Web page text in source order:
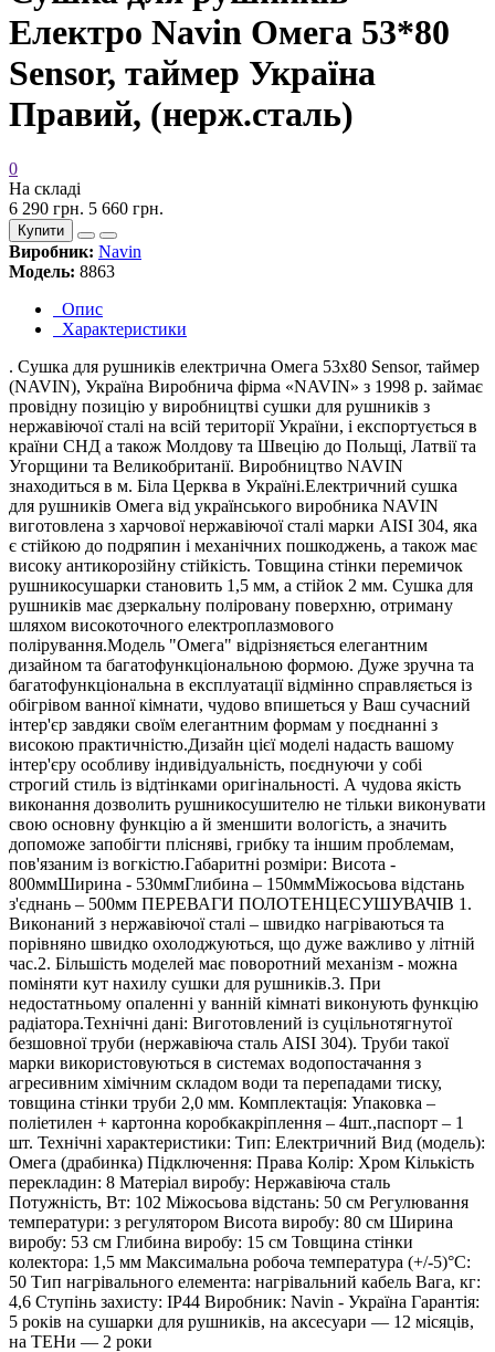
Електро Navin Омега 53*80
Sensor, таймер Україна
Правий, (нерж.сталь)
0
На складі
6 290 грн. 5 660 грн.
Купити
Виробник: Navin
Модель: 8863
Опис
Характеристики
. Сушка для рушників електрична Омега 53х80 Sensor, таймер
(NAVIN), Україна Виробнича фірма «NAVIN» з 1998 р. займає
провідну позицію у виробництві сушки для рушників з
нержавіючої сталі на всій території України, і експортується в
країни СНД а також Молдову та Швецію до Польщі, Латвії та
Угорщини та Великобританії. Виробництво NAVIN
знаходиться в м. Біла Церква в Україні.Електричний сушка
для рушників Омега від українського виробника NAVIN
виготовлена з харчової нержавіючої сталі марки AISI 304, яка
є стійкою до подряпин і механічних пошкоджень, а також має
високу антикорозійну стійкість. Товщина стінки перемичок
рушникосушарки становить 1,5 мм, а стійок 2 мм. Сушка для
рушників має дзеркальну поліровану поверхню, отриману
шляхом високоточного електроплазмового
полірування.Модель "Омега" відрізняється елегантним
дизайном та багатофункціональною формою. Дуже зручна та
багатофункціональна в експлуатації відмінно справляється із
обігрівом ванної кімнати, чудово впишеться у Ваш сучасний
інтер'єр завдяки своїм елегантним формам у поєднанні з
високою практичністю.Дизайн цієї моделі надасть вашому
інтер'єру особливу індивідуальність, поєднуючи у собі
строгий стиль із відтінками оригінальності. А чудова якість
виконання дозволить рушникосушителю не тільки виконувати
свою основну функцію а й зменшити вологість, а значить
допоможе запобігти плісняві, грибку та іншим проблемам,
пов'язаним із вогкістю.Габаритні розміри: Висота -
800ммШирина - 530ммГлибина – 150ммМіжосьова відстань
з'єднань – 500мм ПЕРЕВАГИ ПОЛОТЕНЦЕСУШУВАЧІВ 1.
Виконаний з нержавіючої сталі – швидко нагріваються та
порівняно швидко охолоджуються, що дуже важливо у літній
час.2. Більшість моделей має поворотний механізм - можна
поміняти кут нахилу сушки для рушників.3. При
недостатньому опаленні у ванній кімнаті виконують функцію
радіатора.Технічні дані: Виготовлений із суцільнотягнутої
безшовної труби (нержавіюча сталь AISI 304). Труби такої
марки використовуються в системах водопостачання з
агресивним хімічним складом води та перепадами тиску,
товщина стінки труби 2,0 мм. Комплектація: Упаковка –
поліетилен + картонна коробкакріплення – 4шт.,паспорт – 1
шт. Технічні характеристики: Тип: Електричний Вид (модель):
Омега (драбинка) Підключення: Права Колір: Хром Кількість
перекладин: 8 Матеріал виробу: Нержавіюча сталь
Потужність, Вт: 102 Міжосьова відстань: 50 см Регулювання
температури: з регулятором Висота виробу: 80 см Ширина
виробу: 53 см Глибина виробу: 15 см Товщина стінки
колектора: 1,5 мм Максимальна робоча температура (+/-5)°C:
50 Тип нагрівального елемента: нагрівальний кабель Вага, кг:
4,6 Ступінь захисту: IP44 Виробник: Navin - Україна Гарантія:
5 років на сушарки для рушників, на аксесуари — 12 місяців,
на ТЕНи — 2 роки